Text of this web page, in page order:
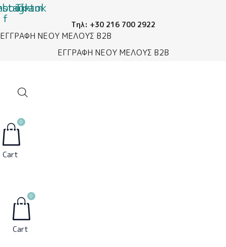
Μετάβαση
στο
f
Tiktok
Τηλ: +30 216 700 2922
ΕΓΓΡΑΦΗ ΝΕΟΥ ΜΕΛΟΥΣ B2B
ΕΓΓΡΑΦΗ ΝΕΟΥ ΜΕΛΟΥΣ B2B
0
Cart
0
Cart